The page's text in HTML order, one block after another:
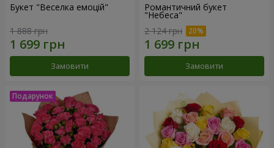
Букет "Веселка емоцій"
1 888 грн
Замовити
Романтичний букет
"Небеса"
2 124 грн
Замовити